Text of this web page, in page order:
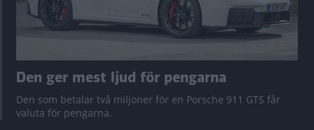
Den ger mest ljud för pengarna
Den som betalar två miljoner för en Porsche 911 GTS får
valuta för pengarna.